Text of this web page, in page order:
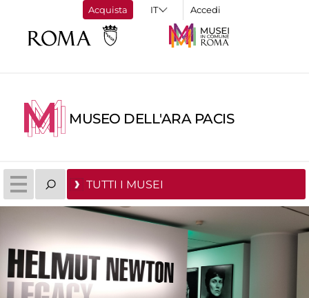
Acquista Accedi
MUSEO DELL'ARA PACIS
TUTTI I MUSEI